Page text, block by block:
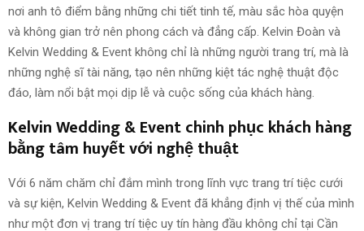
nơi anh tô điểm bằng những chi tiết tinh tế, màu sắc hòa quyện
và không gian trở nên phong cách và đẳng cấp. Kelvin Đoàn và
Kelvin Wedding & Event không chỉ là những người trang trí, mà là
những nghệ sĩ tài năng, tạo nên những kiệt tác nghệ thuật độc
đáo, làm nổi bật mọi dịp lễ và cuộc sống của khách hàng.
Kelvin Wedding & Event chinh phục khách hàng
bằng tâm huyết với nghệ thuật
Với 6 năm chăm chỉ đắm mình trong lĩnh vực trang trí tiệc cưới
và sự kiện, Kelvin Wedding & Event đã khẳng định vị thế của mình
như một đơn vị trang trí tiệc uy tín hàng đầu không chỉ tại Cần